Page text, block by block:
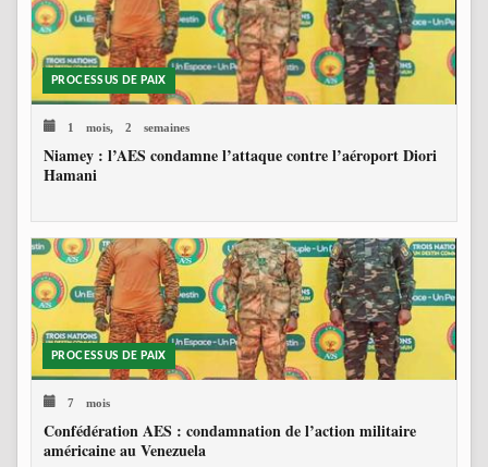
PROCESSUS DE PAIX
1 mois, 2 semaines
Niamey : l’AES condamne l’attaque contre l’aéroport Diori
Hamani
PROCESSUS DE PAIX
7 mois
Confédération AES : condamnation de l’action militaire
américaine au Venezuela